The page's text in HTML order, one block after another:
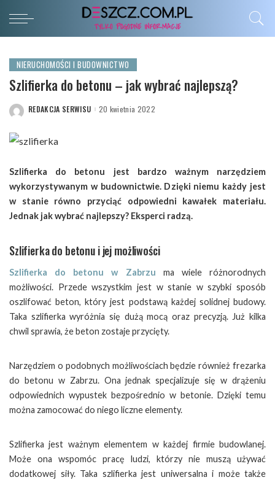
NIERUCHOMOŚCI I BUDOWNICTWO
Szlifierka do betonu – jak wybrać najlepszą?
POSTED
REDAKCJA SERWISU 20 kwietnia 2022
Szlifierka do betonu jest bardzo ważnym narzędziem
wykorzystywanym w budownictwie. Dzięki niemu każdy jest
w stanie równo przyciąć odpowiedni kawałek materiału.
Jednak jak wybrać najlepszy? Eksperci radzą.
Szlifierka do betonu i jej możliwości
Szlifierka do betonu w Zabrzu ma wiele różnorodnych
możliwości. Przede wszystkim jest w stanie w szybki sposób
oszlifować beton, który jest podstawą każdej solidnej budowy.
Taka szlifierka wyróżnia się dużą mocą oraz precyzją. Już kilka
chwil sprawia, że beton zostaje przycięty.
Narzędziem o podobnych możliwościach będzie również frezarka
do betonu w Zabrzu. Ona jednak specjalizuje się w drążeniu
odpowiednich wypustek bezpośrednio w betonie. Dzięki temu
można zamocować do niego liczne elementy.
Szlifierka jest ważnym elementem w każdej firmie budowlanej.
Może ona wspomóc pracę ludzi, którzy nie muszą używać
dodatkowej siły. Taka szlifierka jest uniwersalna i może także